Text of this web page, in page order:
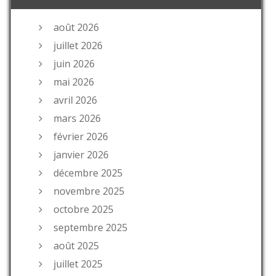
août 2026
juillet 2026
juin 2026
mai 2026
avril 2026
mars 2026
février 2026
janvier 2026
décembre 2025
novembre 2025
octobre 2025
septembre 2025
août 2025
juillet 2025